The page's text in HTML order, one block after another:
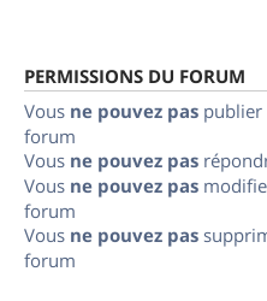
PERMISSIONS DU FORUM
Vous ne pouvez pas publier
forum
Vous ne pouvez pas
Vous ne pouvez pas
forum
Vous ne pouvez pas
forum